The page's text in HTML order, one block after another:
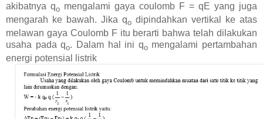
akibatnya qo mengalami gaya coulomb F = qE yang juga
mengarah ke bawah. Jika qo dipindahkan vertikal ke atas
melawan gaya Coulomb F itu berarti bahwa telah dilakukan
usaha pada qo. Dalam hal ini qomengalami pertambahan
energi potensial listrik